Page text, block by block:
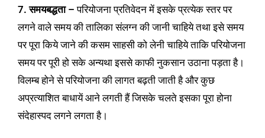
7. समयबद्धता – परियोजना प्रतिवेदन में इसके प्रत्येक स्तर पर
लगने वाले समय की तालिका संलग्न की जानी चाहिये तथा इसे समय
पर पूरा किये जाने की कसम साहसी को लेनी चाहिये ताकि परियोजना
समय पर पूरी हो सके अन्यथा इससे काफी नुकसान उठाना पड़ता है।
विलम्ब होने से परियोजना की लागत बढ़ती जाती है और कुछ
अप्रत्याशित बाधायें आने लगती हैं जिसके चलते इसका पूरा होना
संदेहास्पद लगने लगता है।